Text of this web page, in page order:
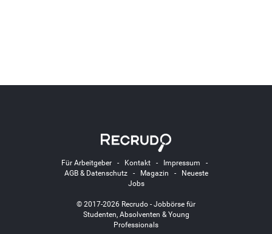
Für Arbeitgeber- Kontakt- Impressum -
AGB & Datenschutz- Magazin -
Neueste
Jobs
© 2017-2026 Recrudo - Jobbörse für
Studenten, Absolventen & Young
Professionals